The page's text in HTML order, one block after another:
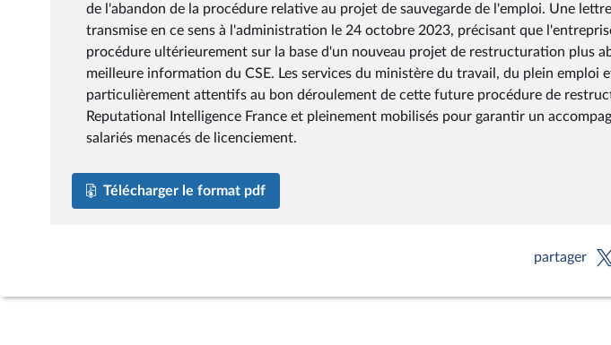
de l'abandon de la procédure relative au projet de sauvegarde de l'emploi. Une
transmise en ce sens à l'administration le 24 octobre 2023, précisant que
procédure ultérieurement sur la base d'un nouveau projet de restructuration plus
meilleure information du CSE. Les services du ministère du travail, du plein emploi
particulièrement attentifs au bon déroulement de cette future procédure de
Reputational Intelligence France et pleinement mobilisés pour garantir un
salariés menacés de licenciement.
Télécharger le format pdf
partager